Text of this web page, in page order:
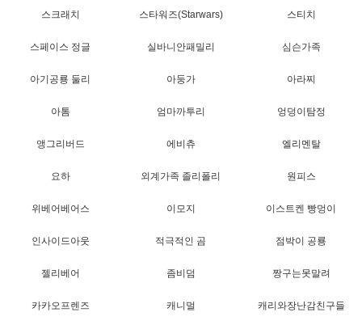
스크래치 스타워즈(Starwars) 스티치
스페이스 정글 실바니안패밀리 심슨가족
아기공룡 둘리 아둥가 아라찌
아톰 엄마까투리 엉덩이탐정
앵그리버드 에비츄 엘리멘탈
요하 외계가족 졸리폴리 원피스
위베어베어스 이모지 이스트켄 빵멍이
인사이드아웃 적극적인 곰 점박이 공룡
젤리베어 좀비덤 짱구는못말려
카카오프렌즈 캐니멀 캐리와장난감친구들